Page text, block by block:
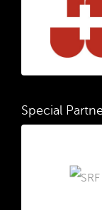
Special